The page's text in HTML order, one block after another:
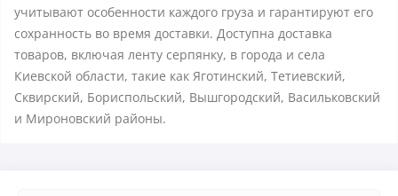
учитывают особенности каждого груза и гарантируют его
сохранность во время доставки. Доступна доставка
товаров, включая ленту серпянку, в города и села
Киевской области, такие как Яготинский, Тетиевский,
Сквирский, Бориспольский, Вышгородский, Васильковский
и Мироновский районы.